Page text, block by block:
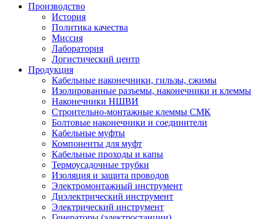
Производство
История
Политика качества
Миссия
Лаборатория
Логистический центр
Продукция
Кабельные наконечники, гильзы, сжимы
Изолированные разъемы, наконечники и клеммы
Наконечники НШВИ
Строительно-монтажные клеммы СМК
Болтовые наконечники и соединители
Кабельные муфты
Компоненты для муфт
Кабельные проходы и капы
Термоусадочные трубки
Изоляция и защита проводов
Электромонтажный инструмент
Диэлектрический инструмент
Электрический инструмент